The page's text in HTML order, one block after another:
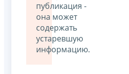
публикация -
она может
содержать
устаревшую
информацию.